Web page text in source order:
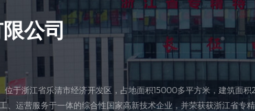
公司
位于浙江省乐清市经济开发区，占地面积15000多平方米，建筑面
、运营服务于一体的综合性国家高新技术企业，并荣获获浙江省